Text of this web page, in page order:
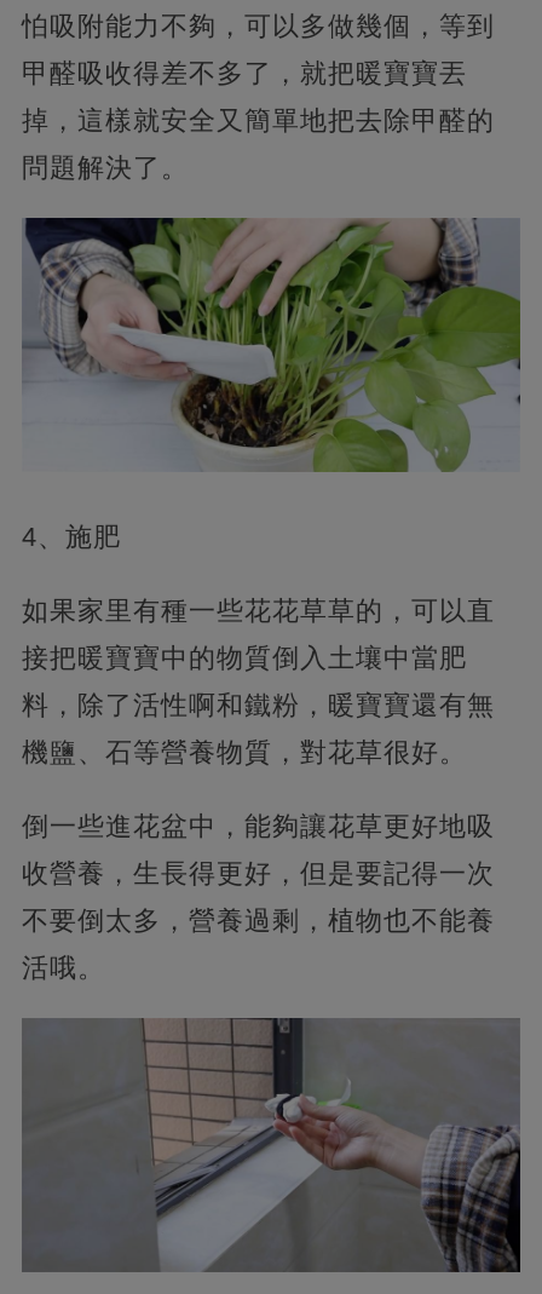
怕吸附能力不夠，可以多做幾個，等到
甲醛吸收得差不多了，就把暖寶寶丟
掉，這樣就安全又簡單地把去除甲醛的
問題解決了。
4、施肥
如果家里有種一些花花草草的，可以直
接把暖寶寶中的物質倒入土壤中當肥
料，除了活性啊和鐵粉，暖寶寶還有無
機鹽、石等營養物質，對花草很好。
倒一些進花盆中，能夠讓花草更好地吸
收營養，生長得更好，但是要記得一次
不要倒太多，營養過剩，植物也不能養
活哦。